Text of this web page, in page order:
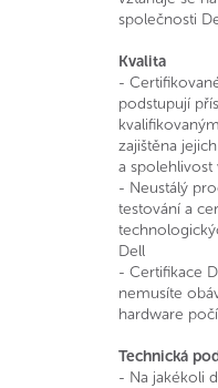
společnosti
Kvalita
-
podstupují
zajištěna
a spolehlivost
- Neustálý
testování a
Dell
- Certifikace
nemusíte
hardware
Technická
- Na jakékoli